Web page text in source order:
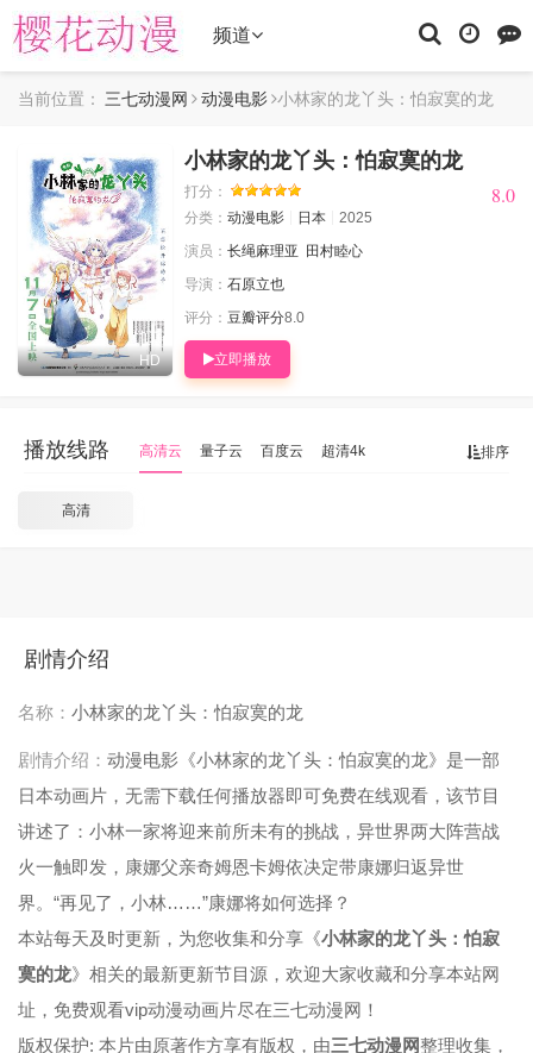
频道
当前位置： 三七动漫网 动漫电影 小林家的龙丫头：怕寂寞的龙
HD
小林家的龙丫头：怕寂寞的龙
打分： 8.0
分类： 动漫电影 日本
2025
演员： 长绳麻理亚
田村睦心
导演： 石原立也
评分： 豆瓣评分8.0
立即播放
排序
播放线路 高清云 量子云 百度云 超清4k
高清
剧情介绍
名称： 小林家的龙丫头：怕寂寞的龙
剧情介绍： 动漫电影《小林家的龙丫头：怕寂寞的龙》是一部
日本动画片，无需下载任何播放器即可免费在线观看，该节目
讲述了：小林一家将迎来前所未有的挑战，异世界两大阵营战
火一触即发，康娜父亲奇姆恩卡姆依决定带康娜归返异世
界。“再见了，小林……”康娜将如何选择？
本站每天及时更新，为您收集和分享《小林家的龙丫头：怕寂
寞的龙》相关的最新更新节目源，欢迎大家收藏和分享本站网
址，免费观看vip动漫动画片尽在三七动漫网！
版权保护: 本片由原著作方享有版权，由三七动漫网整理收集，